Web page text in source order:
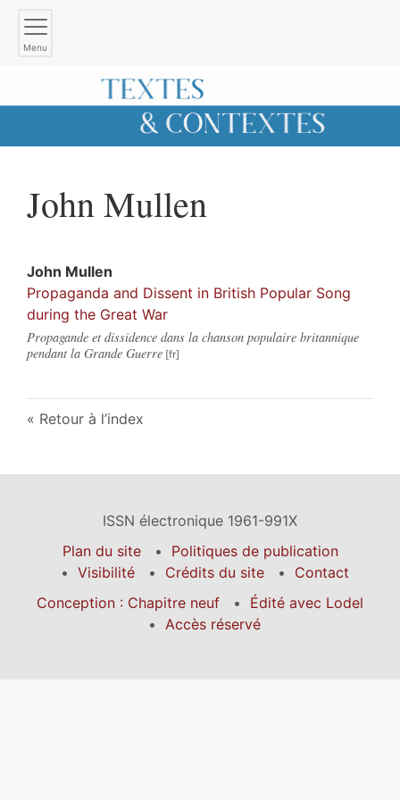
Menu
John Mullen
John Mullen
Propaganda and Dissent in British Popular Song
during the Great War
Propagande et dissidence dans la chanson populaire britannique
pendant la Grande Guerre
Retour à l’index
ISSN électronique 1961-991X
Plan du site
Politiques de publication
Visibilité
Crédits du site
Contact
Conception : Chapitre neuf
Édité avec Lodel
Accès réservé